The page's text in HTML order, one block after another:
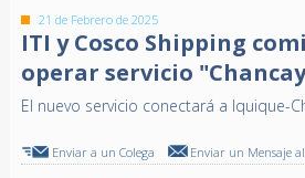
21 de Febrero de 2025
ITI y Cosco Shipping
operar servicio
El nuevo servicio conectará a Iquique-
Enviar a un Colega Enviar un Mensaje